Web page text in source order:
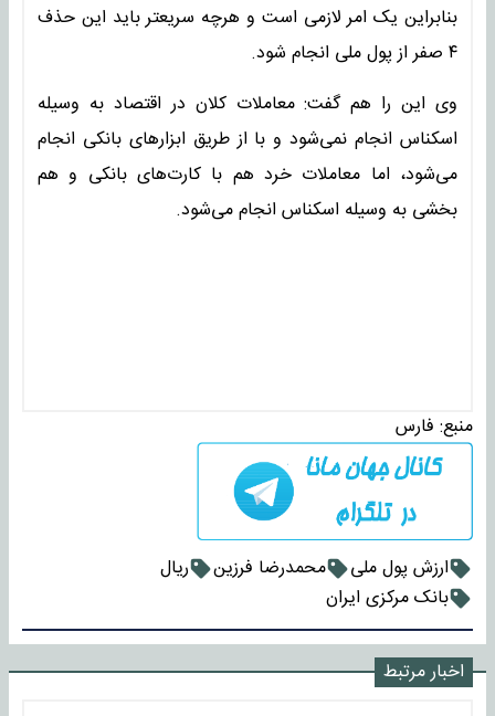
بنابراین یک امر لازمی است و هرچه سریعتر باید این حذف
۴ صفر از پول ملی انجام شود.
وی این را هم گفت: معاملات کلان در اقتصاد به وسیله
اسکناس انجام نمی‌شود و با از طریق ابزارهای بانکی انجام
می‌شود، اما معاملات خرد هم با کارت‌های بانکی و هم
بخشی به وسیله اسکناس انجام می‌شود.
منبع: فارس
ارزش پول ملی محمدرضا فرزین
ریال
بانک مرکزی ایران
اخبار مرتبط